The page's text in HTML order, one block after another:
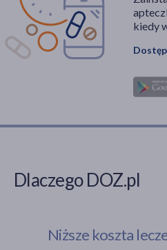
kiedy
Dlaczego DOZ.pl
Niższe koszta